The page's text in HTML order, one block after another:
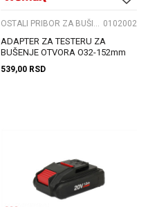
OSTALI PRIBOR ZA BUŠILICE 0102002
ADAPTER ZA TESTERU ZA
BUŠENJE OTVORA O32-152mm
539,00 RSD